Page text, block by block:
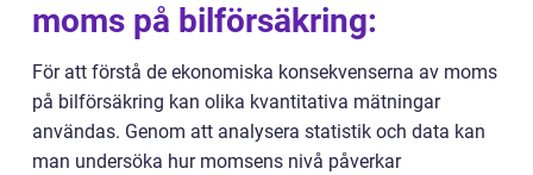
moms på bilförsäkring:
För att förstå de ekonomiska konsekvenserna av moms
på bilförsäkring kan olika kvantitativa mätningar
användas. Genom att analysera statistik och data kan
man undersöka hur momsens nivå påverkar